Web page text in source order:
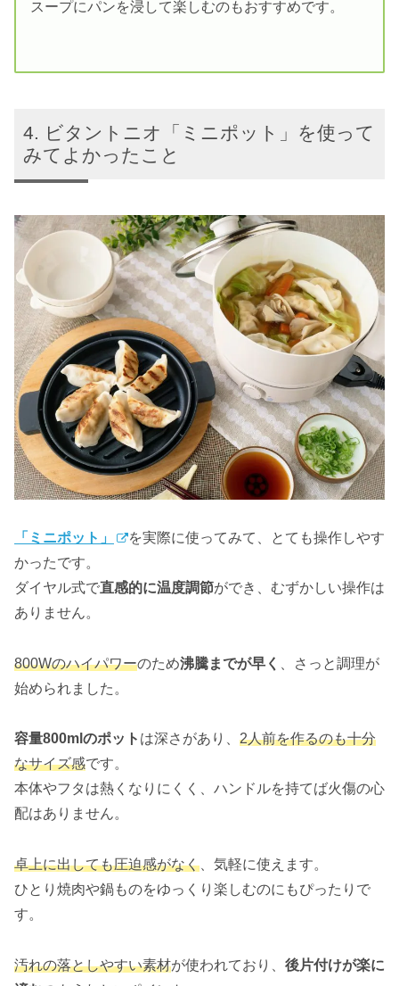
スープにパンを浸して楽しむのもおすすめです。
ビタントニオ「ミニポット」を使って
みてよかったこと
「ミニポット」
を実際に使ってみて、とても操作しやす
かったです。
ダイヤル式で直感的に温度調節ができ、むずかしい操作は
ありません。
800Wのハイパワーのため沸騰までが早く
、さっと調理が
始められました。
容量800mlのポット は深さがあり、 2人前を作るのも十分
なサイズ感です。
本体やフタは熱くなりにくく、ハンドルを持てば火傷の心
配はありません。
卓上に出しても圧迫感がなく 、気軽に使えます。
ひとり焼肉や鍋ものをゆっくり楽しむのにもぴったりで
す。
汚れの落としやすい素材が使われており、 後片付けが楽に